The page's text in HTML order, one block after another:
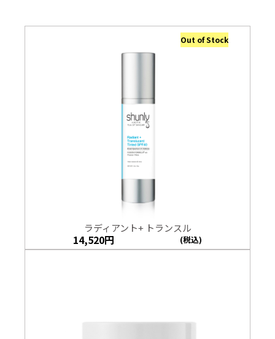
Out of Stock
ラディアント+ トランスル
14,520円 (税込)